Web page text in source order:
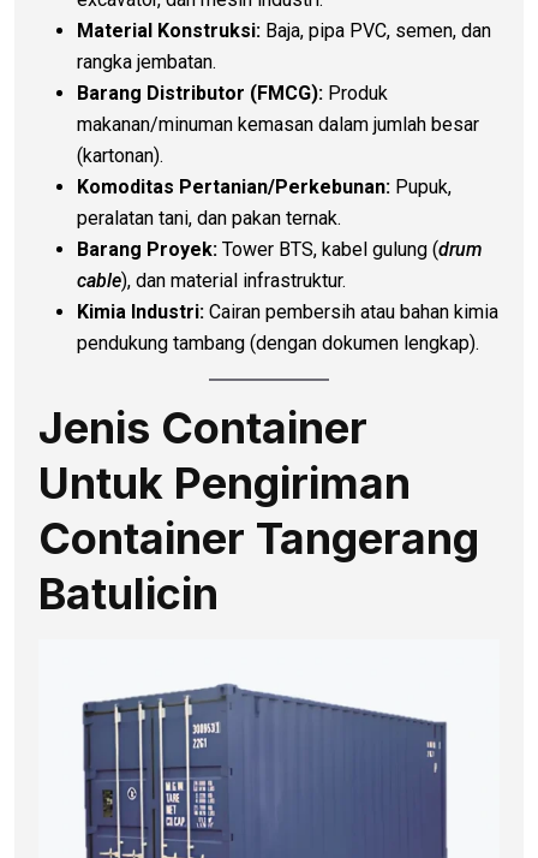
Material Konstruksi: Baja, pipa PVC, semen, dan
rangka jembatan.
Barang Distributor (FMCG): Produk
makanan/minuman kemasan dalam jumlah besar
(kartonan).
Komoditas Pertanian/Perkebunan: Pupuk,
peralatan tani, dan pakan ternak.
Barang Proyek: Tower BTS, kabel gulung (drum
cable), dan material infrastruktur.
Kimia Industri: Cairan pembersih atau bahan kimia
pendukung tambang (dengan dokumen lengkap).
Jenis Container
Untuk Pengiriman
Container Tangerang
Batulicin